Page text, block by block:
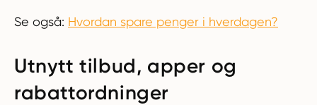
Se også: Hvordan spare penger i hverdagen?
Utnytt tilbud, apper og
rabattordninger